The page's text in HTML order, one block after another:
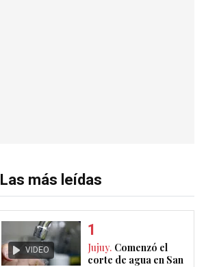
Las más leídas
VIDEO Jujuy. Comenzó el
corte de agua en San